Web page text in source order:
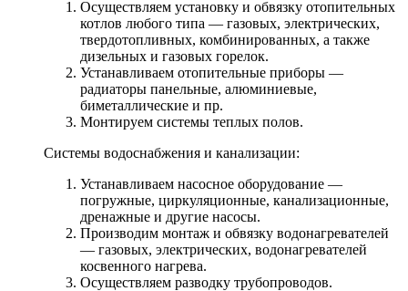
Осуществляем установку и обвязку отопительных
котлов любого типа — газовых, электрических,
твердотопливных, комбинированных, а также
дизельных и газовых горелок.
Устанавливаем отопительные приборы —
радиаторы панельные, алюминиевые,
биметаллические и пр.
Монтируем системы теплых полов.
Системы водоснабжения и канализации:
Устанавливаем насосное оборудование —
погружные, циркуляционные, канализационные,
дренажные и другие насосы.
Производим монтаж и обвязку водонагревателей
— газовых, электрических, водонагревателей
косвенного нагрева.
Осуществляем разводку трубопроводов.